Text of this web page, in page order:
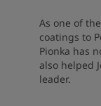
As one of
coatings to
Pionka has
also helped
leader.